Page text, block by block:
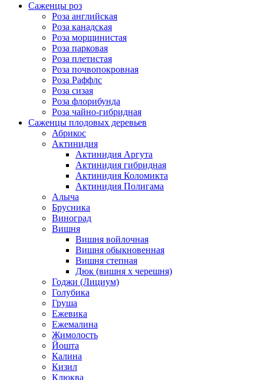
Саженцы роз
Роза английская
Роза канадская
Роза морщинистая
Роза парковая
Роза плетистая
Роза почвопокровная
Роза Раффлс
Роза сизая
Роза флорибунда
Роза чайно-гибридная
Саженцы плодовых деревьев
Абрикос
Актинидия
Актинидия Аргута
Актинидия гибридная
Актинидия Коломикта
Актинидия Полигама
Алыча
Брусника
Виноград
Вишня
Вишня войлочная
Вишня обыкновенная
Вишня степная
Дюк (вишня х черешня)
Годжи (Лициум)
Голубика
Груша
Ежевика
Ежемалина
Жимолость
Йошта
Калина
Кизил
Клюква